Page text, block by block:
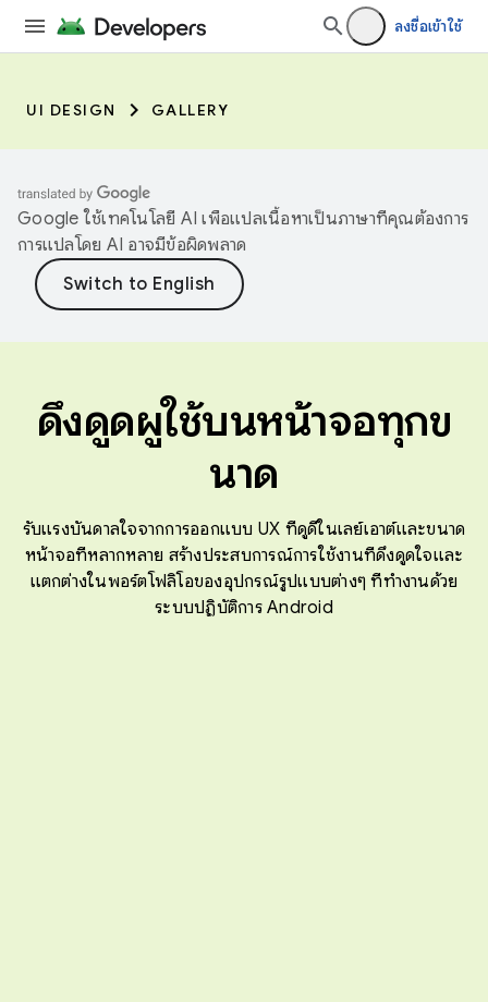
ลงชื่อเข้าใช้
UI DESIGN GALLERY
Google ใช้เทคโนโลยี AI เพื่อแปลเนื้อหาเป็นภาษาที่คุณต้องการ
การแปลโดย AI อาจมีข้อผิดพลาด
ดึงดูดผู้ใช้บนหน้าจอทุกข
นาด
รับแรงบันดาลใจจากการออกแบบ UX ที่ดูดีในเลย์เอาต์และขนาด
หน้าจอที่หลากหลาย สร้างประสบการณ์การใช้งานที่ดึงดูดใจและ
แตกต่างในพอร์ตโฟลิโอของอุปกรณ์รูปแบบต่างๆ ที่ทำงานด้วย
ระบบปฏิบัติการ Android